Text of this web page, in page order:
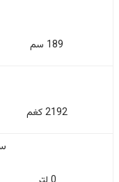
189 سم
2192 كغم